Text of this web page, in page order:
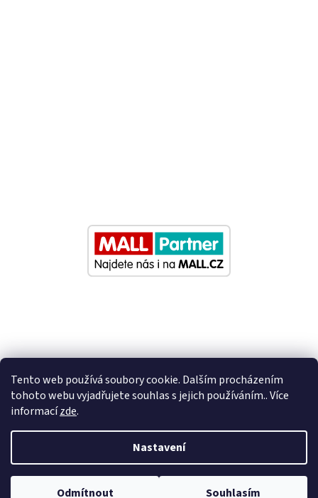
Tento web používá soubory cookie. Dalším procházením
tohoto webu vyjadřujete souhlas s jejich používáním.. Více
informacízde.
Nastavení
Odmítnout Souhlasím
Nastavil tým EshopyUmíme.cz
Copyright 2026Eurosedacky.cz . Všechna práva vyhrazena.